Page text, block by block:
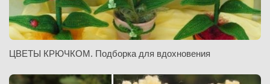
ЦВЕТЫ КРЮЧКОМ. Подборка для вдохновения